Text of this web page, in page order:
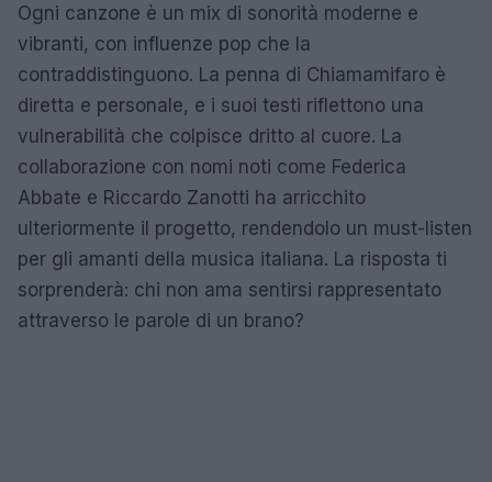
Ogni canzone è un mix di sonorità moderne e
vibranti, con influenze pop che la
contraddistinguono. La penna di Chiamamifaro è
diretta e personale, e i suoi testi riflettono una
vulnerabilità che colpisce dritto al cuore. La
collaborazione con nomi noti come Federica
Abbate e Riccardo Zanotti ha arricchito
ulteriormente il progetto, rendendolo un must-listen
per gli amanti della musica italiana. La risposta ti
sorprenderà: chi non ama sentirsi rappresentato
attraverso le parole di un brano?